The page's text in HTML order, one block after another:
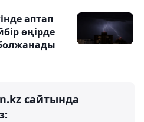
аптап
өңірде
сайтында